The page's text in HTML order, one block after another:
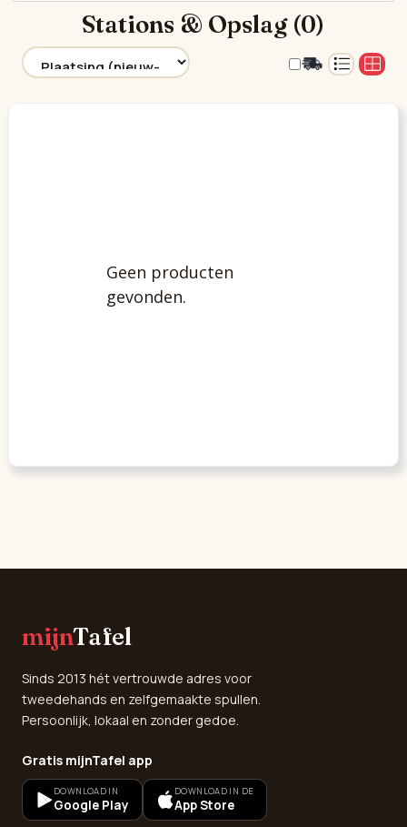
Stations & Opslag (0)
Geen producten
gevonden.
mijnTafel
Sinds 2013 hét vertrouwde adres voor
tweedehands en zelfgemaakte spullen.
Persoonlijk, lokaal en zonder gedoe.
Gratis mijnTafel app
DOWNLOAD IN
Google Play
DOWNLOAD IN DE
App Store